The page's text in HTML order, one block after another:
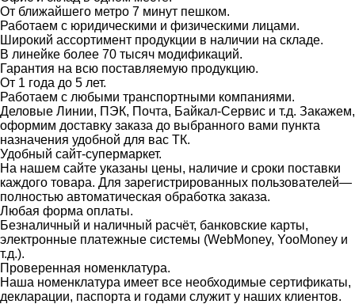
От ближайшего метро 7 минут пешком.
Работаем с юридическими и физическими лицами.
Широкий ассортимент продукции в наличии на складе.
В линейке более 70 тысяч модификаций.
Гарантия на всю поставляемую продукцию.
От 1 года до 5 лет.
Работаем с любыми транспортными компаниями.
Деловые Линии, ПЭК, Почта, Байкал-Сервис и т.д. Закажем,
оформим доставку заказа до выбранного вами пункта
назначения удобной для вас ТК.
Удобный сайт-супермаркет.
На нашем сайте указаны цены, наличие и сроки поставки
каждого товара. Для зарегистрированных пользователей—
полностью автоматическая обработка заказа.
Любая форма оплаты.
Безналичный и наличный расчёт, банковские карты,
электронные платежные системы (WebMoney, YooMoney и
т.д.).
Проверенная номенклатура.
Наша номенклатура имеет все необходимые сертификаты,
декларации, паспорта и годами служит у наших клиентов.